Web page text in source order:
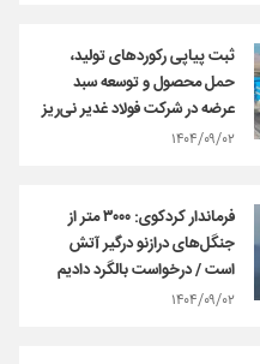
ثبت پیاپی رکورد‌های تولید،
حمل محصول و توسعه سبد
عرضه در شرکت فولاد غدیر نی‌ریز
۱۴۰۴/۰۹/۰۲
فرماندار کردکوی: ۳۰۰۰ متر از
جنگل‌های درازنو درگیر آتش
است / درخواست بالگرد دادیم
۱۴۰۴/۰۹/۰۲